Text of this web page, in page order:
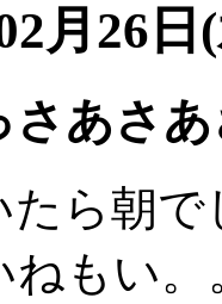
月26日
さあさ
たら朝で
もい。